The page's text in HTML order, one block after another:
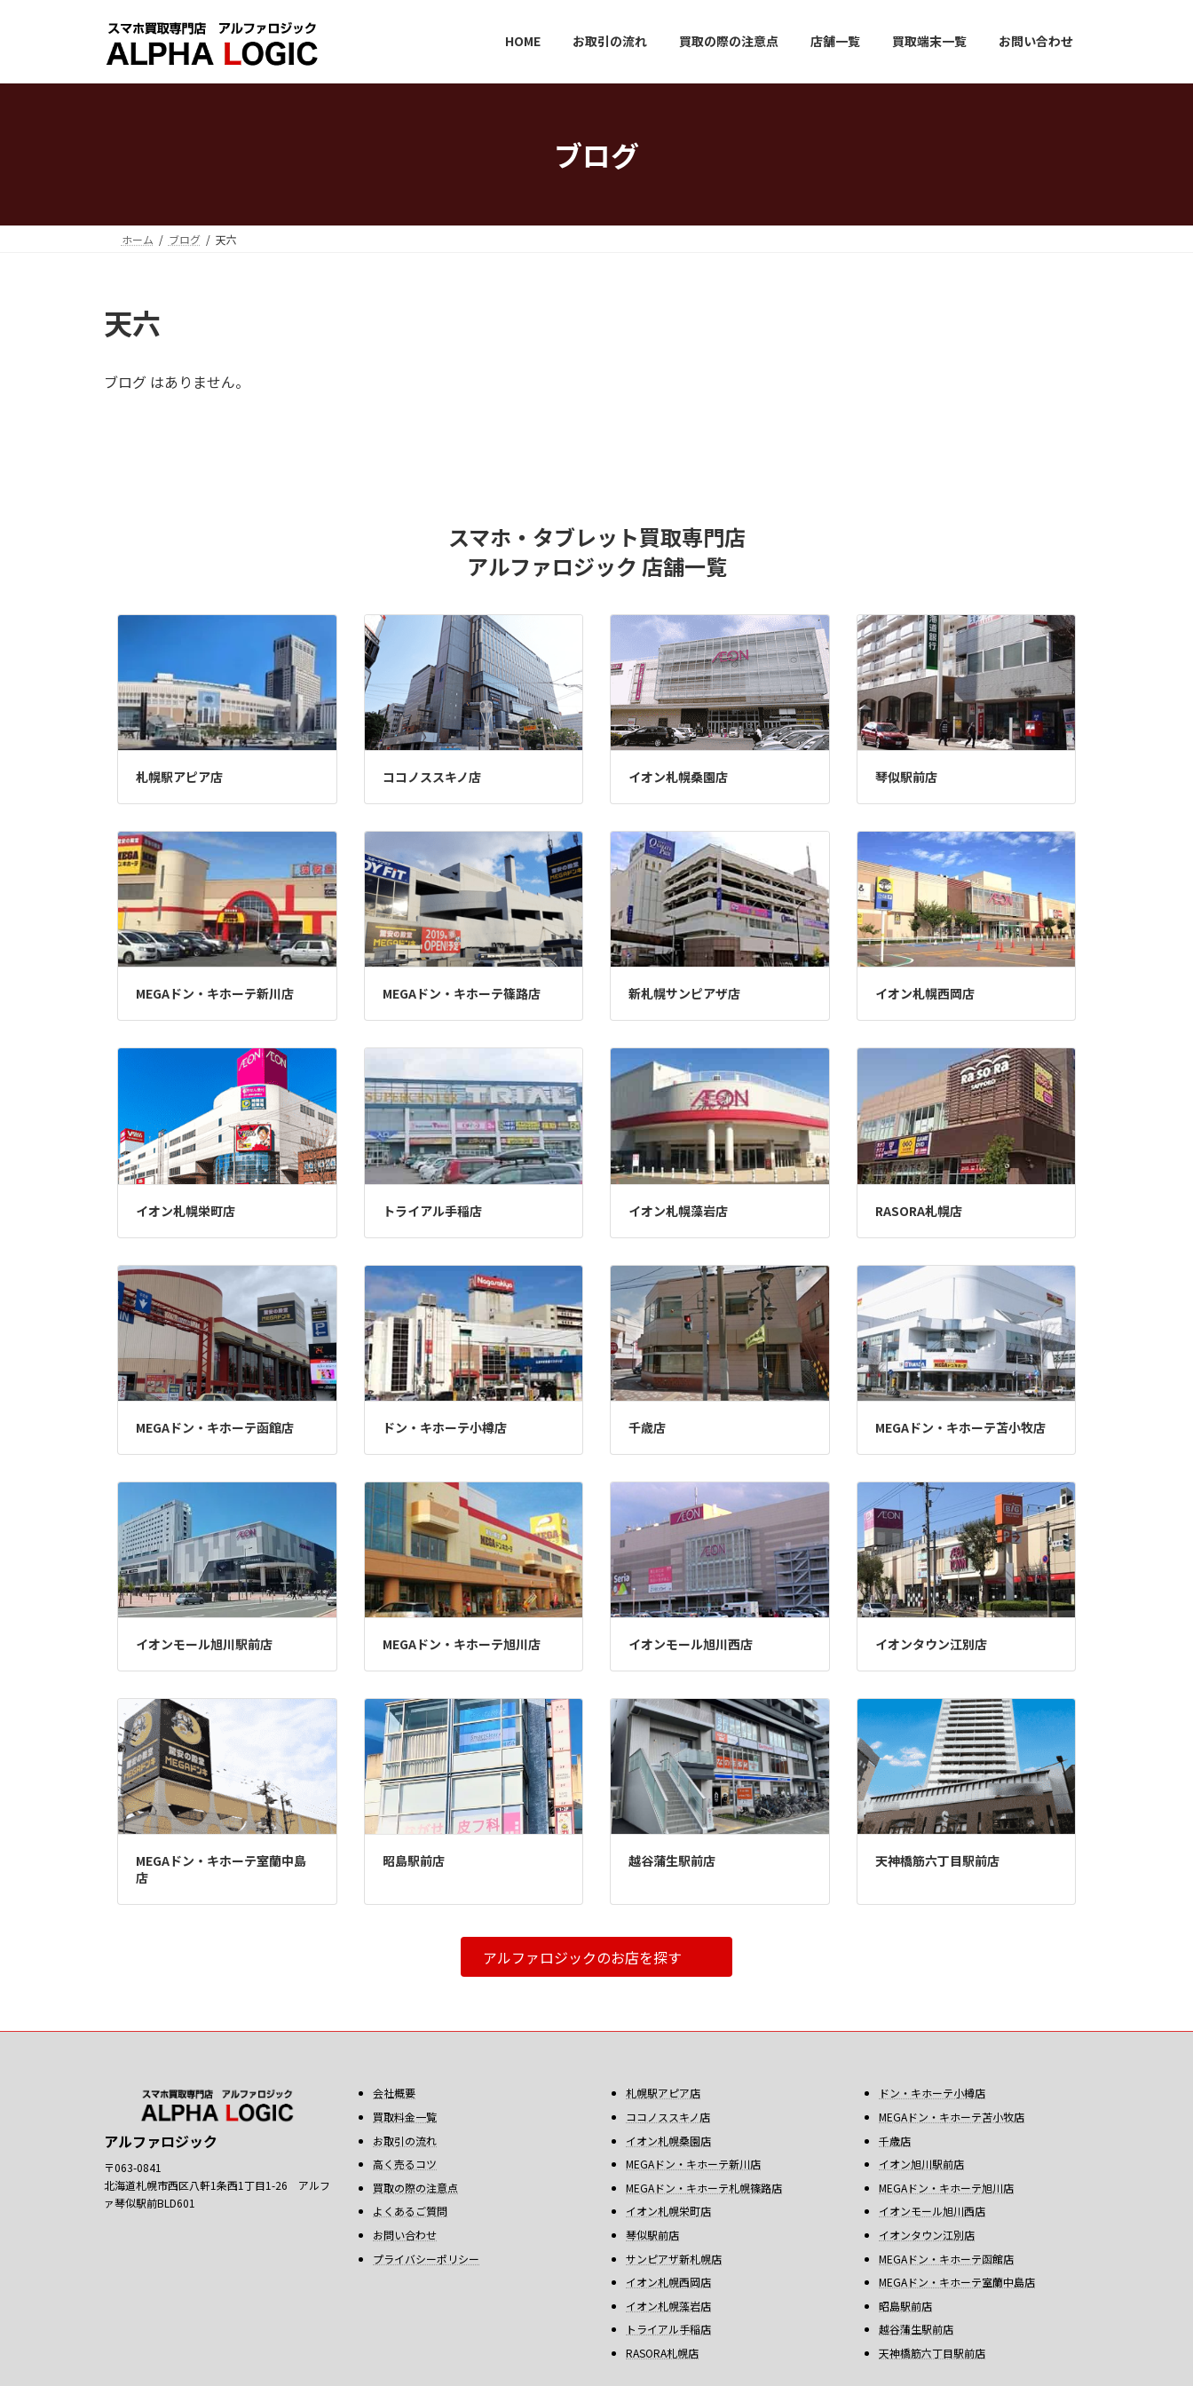
HOME お取引の流れ 買取の際の注意点 店舗一覧 買取端末一覧 お問い合わせ
ブログ
ホーム ブログ 天六
天六
ブログ はありません。
スマホ・タブレット買取専門店
アルファロジック 店舗一覧
札幌駅アピア店 ココノススキノ店 イオン札幌桑園店 琴似駅前店
MEGAドン・キホーテ新川店 MEGAドン・キホーテ篠路店 新札幌サンピアザ店 イオン札幌西岡店
イオン札幌栄町店 トライアル手稲店 イオン札幌藻岩店 RASORA札幌店
MEGAドン・キホーテ函館店 ドン・キホーテ小樽店 千歳店 MEGAドン・キホーテ苫小牧店
イオンモール旭川駅前店 MEGAドン・キホーテ旭川店 イオンモール旭川西店 イオンタウン江別店
MEGAドン・キホーテ室蘭中島
店
昭島駅前店 越谷蒲生駅前店 天神橋筋六丁目駅前店
アルファロジックのお店を探す
アルファロジック
〒063-0841
北海道札幌市西区八軒1条西1丁目1-26 アルフ
ァ琴似駅前BLD601
会社概要
買取料金一覧
お取引の流れ
高く売るコツ
買取の際の注意点
よくあるご質問
お問い合わせ
プライバシーポリシー
札幌駅アピア店
ココノススキノ店
イオン札幌桑園店
MEGAドン・キホーテ新川店
MEGAドン・キホーテ札幌篠路店
イオン札幌栄町店
琴似駅前店
サンピアザ新札幌店
イオン札幌西岡店
イオン札幌藻岩店
トライアル手稲店
RASORA札幌店
ドン・キホーテ小樽店
MEGAドン・キホーテ苫小牧店
千歳店
イオン旭川駅前店
MEGAドン・キホーテ旭川店
イオンモール旭川西店
イオンタウン江別店
MEGAドン・キホーテ函館店
MEGAドン・キホーテ室蘭中島店
昭島駅前店
越谷蒲生駅前店
天神橋筋六丁目駅前店